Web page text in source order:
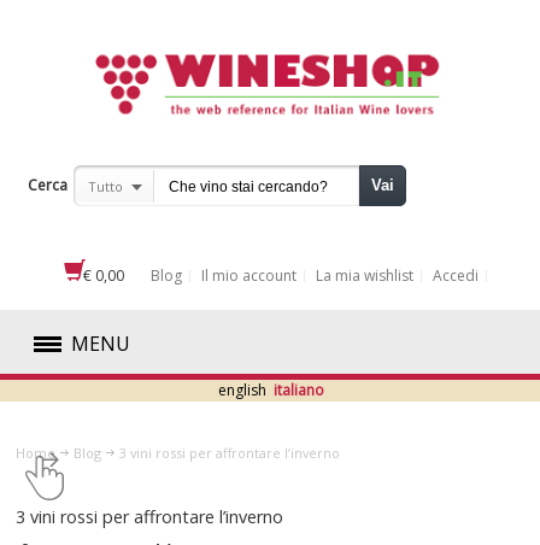
Cerca Tutto Vai
€ 0,00 Blog Il mio account La mia wishlist Accedi
MENU
ROSSI
BIANCHI
ROSATI
english italiano
Home Blog ​3 vini rossi per affrontare l’inverno
​3 vini rossi per affrontare l’inverno